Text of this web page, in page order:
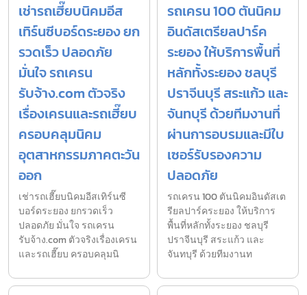
เช่ารถเฮี๊ยบนิคมอีส
เทิร์นซีบอร์ดระยอง ยก
รวดเร็ว ปลอดภัย
มั่นใจ รถเครน
รับจ้าง.com ตัวจริง
เรื่องเครนและรถเฮี๊ยบ
ครอบคลุมนิคม
อุตสาหกรรมภาคตะวัน
ออก
เช่ารถเฮี๊ยบนิคมอีสเทิร์นซี
บอร์ดระยอง ยกรวดเร็ว
ปลอดภัย มั่นใจ รถเครน
รับจ้าง.com ตัวจริงเรื่องเครน
และรถเฮี๊ยบ ครอบคลุมนิ
รถเครน 100 ตันนิคม
อินดัสเตรียลปาร์ค
ระยอง ให้บริการพื้นที่
หลักทั้งระยอง ชลบุรี
ปราจีนบุรี สระแก้ว และ
จันทบุรี ด้วยทีมงานที่
ผ่านการอบรมและมีใบ
เซอร์รับรองความ
ปลอดภัย
รถเครน 100 ตันนิคมอินดัสเต
รียลปาร์คระยอง ให้บริการ
พื้นที่หลักทั้งระยอง ชลบุรี
ปราจีนบุรี สระแก้ว และ
จันทบุรี ด้วยทีมงานท